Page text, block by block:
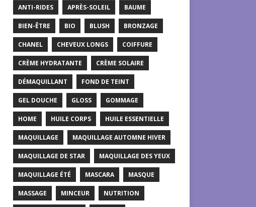
ANTI-RIDES APRÈS-SOLEIL BAUME
BIEN-ÊTRE BIO BLUSH BRONZAGE
CHANEL CHEVEUX LONGS COIFFURE
CRÈME HYDRATANTE CRÈME SOLAIRE
DÉMAQUILLANT FOND DE TEINT
GEL DOUCHE GLOSS GOMMAGE
HOME HUILE CORPS HUILE ESSENTIELLE
MAQUILLAGE MAQUILLAGE AUTOMNE HIVER
MAQUILLAGE DE STAR MAQUILLAGE DES YEUX
MAQUILLAGE ÉTÉ MASCARA MASQUE
MASSAGE MINCEUR NUTRITION